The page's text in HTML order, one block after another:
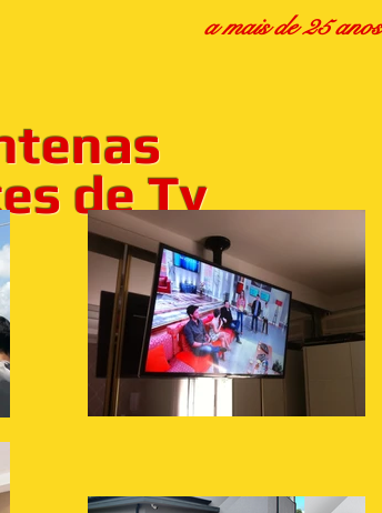
de Tv
a mais de 25 anos